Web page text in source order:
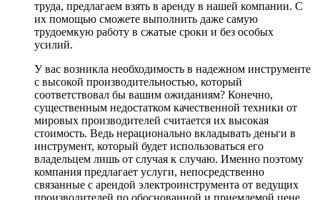
труда, предлагаем взять в аренду в нашей компании. С
их помощью сможете выполнить даже самую
трудоемкую работу в сжатые сроки и без особых
усилий.
У вас возникла необходимость в надежном инструменте
с высокой производительностью, который
соответствовал бы вашим ожиданиям? Конечно,
существенным недостатком качественной техники от
мировых производителей считается их высокая
стоимость. Ведь нерационально вкладывать деньги в
инструмент, который будет использоваться его
владельцем лишь от случая к случаю. Именно поэтому
компания предлагает услуги, непосредственно
связанные с арендой электроинструмента от ведущих
производителей по обоснованной и приемлемой цене.